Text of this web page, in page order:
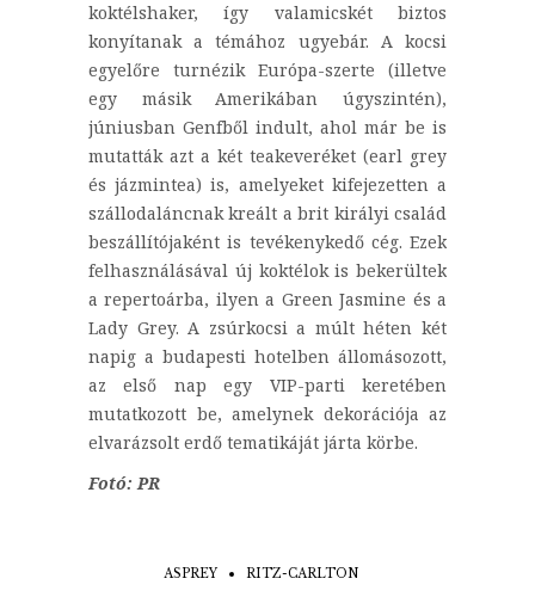
koktélshaker, így valamicskét biztos
konyítanak a témához ugyebár. A kocsi
egyelőre turnézik Európa-szerte (illetve
egy másik Amerikában úgyszintén),
júniusban Genfből indult, ahol már be is
mutatták azt a két teakeveréket (earl grey
és jázmintea) is, amelyeket kifejezetten a
szállodaláncnak kreált a brit királyi család
beszállítójaként is tevékenykedő cég. Ezek
felhasználásával új koktélok is bekerültek
a repertoárba, ilyen a Green Jasmine és a
Lady Grey. A zsúrkocsi a múlt héten két
napig a budapesti hotelben állomásozott,
az első nap egy VIP-parti keretében
mutatkozott be, amelynek dekorációja az
elvarázsolt erdő tematikáját járta körbe.
Fotó: PR
ASPREY RITZ-CARLTON